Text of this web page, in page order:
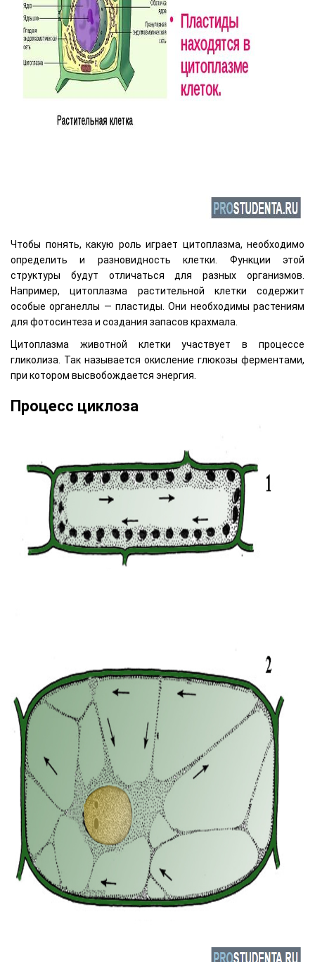
Чтобы понять, какую роль играет цитоплазма, необходимо
определить и разновидность клетки. Функции этой
структуры будут отличаться для разных организмов.
Например, цитоплазма растительной клетки содержит
особые органеллы — пластиды. Они необходимы растениям
для фотосинтеза и создания запасов крахмала.
Цитоплазма животной клетки участвует в процессе
гликолиза. Так называется окисление глюкозы ферментами,
при котором высвобождается энергия.
Процесс циклоза